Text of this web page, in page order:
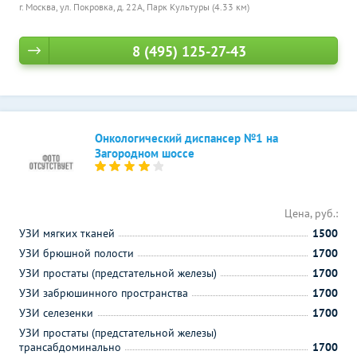
г. Москва, ул. Покровка, д. 22А, Парк Культуры (4.33 км)
8 (495) 125-27-43
Онкологический диспансер №1 на
Загородном шоссе
Цена, руб.:
УЗИ мягких тканей
1500
УЗИ брюшной полости
1700
УЗИ простаты (предстательной железы)
1700
УЗИ забрюшинного пространства
1700
УЗИ селезенки
1700
УЗИ простаты (предстательной железы)
трансабдоминально
1700